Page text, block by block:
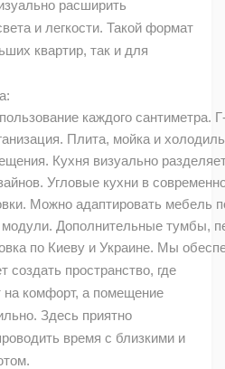
расширить
и легкости. Такой формат
квартир, так и для
каждого
Плита, мойка и
Кухня визуально
Угловые кухни в
Можно адаптировать
Дополнительные тумбы,
по Киеву и Украине. Мы
создать пространство, где
на комфорт, а помещение
Здесь приятно
время с близкими и